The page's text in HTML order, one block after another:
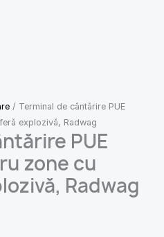
/ Terminal de cântărire PUE
explozivă, Radwag
PUE
zone cu
Radwag